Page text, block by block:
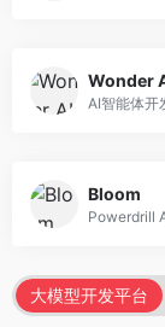
Bloom
大模型开发平台